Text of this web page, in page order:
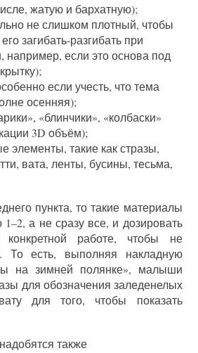
жатую и бархатную);
не слишком плотный, чтобы
загибать-разгибать при
например, если это основа под
если учесть, что тема
осенняя);
«блинчики», «колбаски»
3D объём);
элементы, такие как стразы,
вата, ленты, бусины, тесьма,
пункта, то такие материалы
1–2, а не сразу все, и дозировать
работе, чтобы не
То есть, выполняя накладную
на зимней полянке», малыши
для обозначения заледенелых
для того, чтобы показать
также